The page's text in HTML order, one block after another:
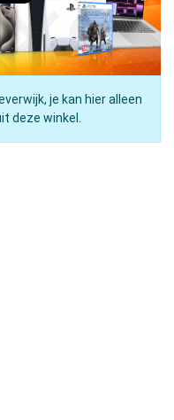
je kan hier alleen
deze winkel.